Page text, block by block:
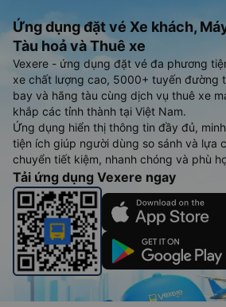
Ứng dụng đặt vé Xe khách,
Tàu hoả và Thuê xe
Vexere - ứng dụng đặt vé đa phương
xe chất lượng cao, 5000+ tuyến đường
bay và hãng tàu cùng dịch vụ thuê xe
khắp các tỉnh thành tại Việt Nam.
Ứng dụng hiển thị thông tin đầy đủ,
tiện ích giúp người dùng so sánh và lựa
chuyển tiết kiệm, nhanh chóng và phù
Tải ứng dụng Vexere ngay